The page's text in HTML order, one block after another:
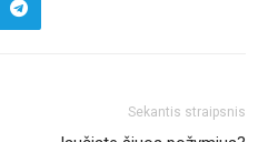
Sekantis straipsnis